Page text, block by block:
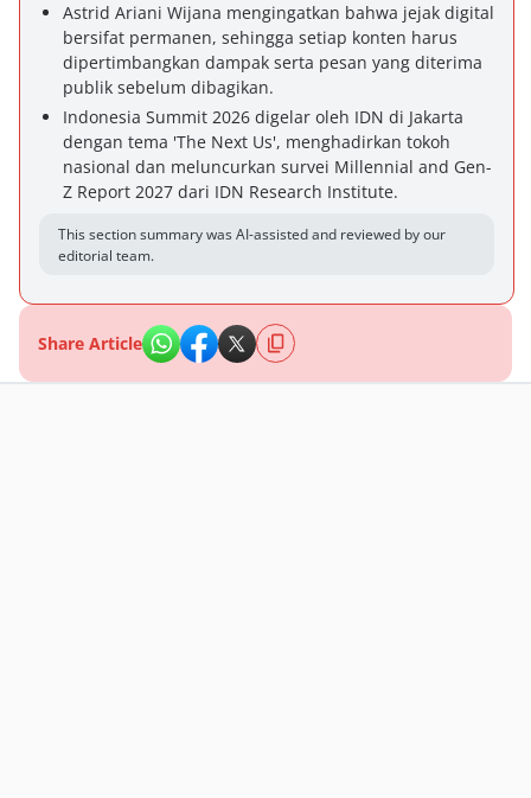
Astrid Ariani Wijana mengingatkan bahwa jejak digital
bersifat permanen, sehingga setiap konten harus
dipertimbangkan dampak serta pesan yang diterima
publik sebelum dibagikan.
Indonesia Summit 2026 digelar oleh IDN di Jakarta
dengan tema 'The Next Us', menghadirkan tokoh
nasional dan meluncurkan survei Millennial and Gen-
Z Report 2027 dari IDN Research Institute.
This section summary was AI-assisted and reviewed by our
editorial team.
Share Article